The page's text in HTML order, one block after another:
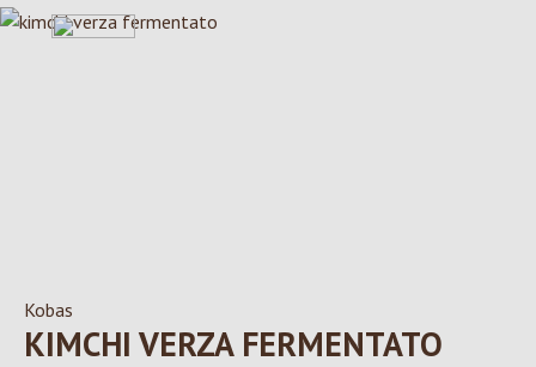
Salta la galleria di immagini
Kobas
KIMCHI VERZA FERMENTATO